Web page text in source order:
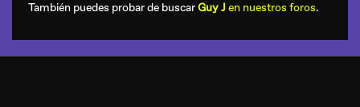
También puedes probar de buscarGuy J en nuestros foros.